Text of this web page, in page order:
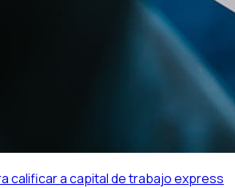
calificar a capital de trabajo express